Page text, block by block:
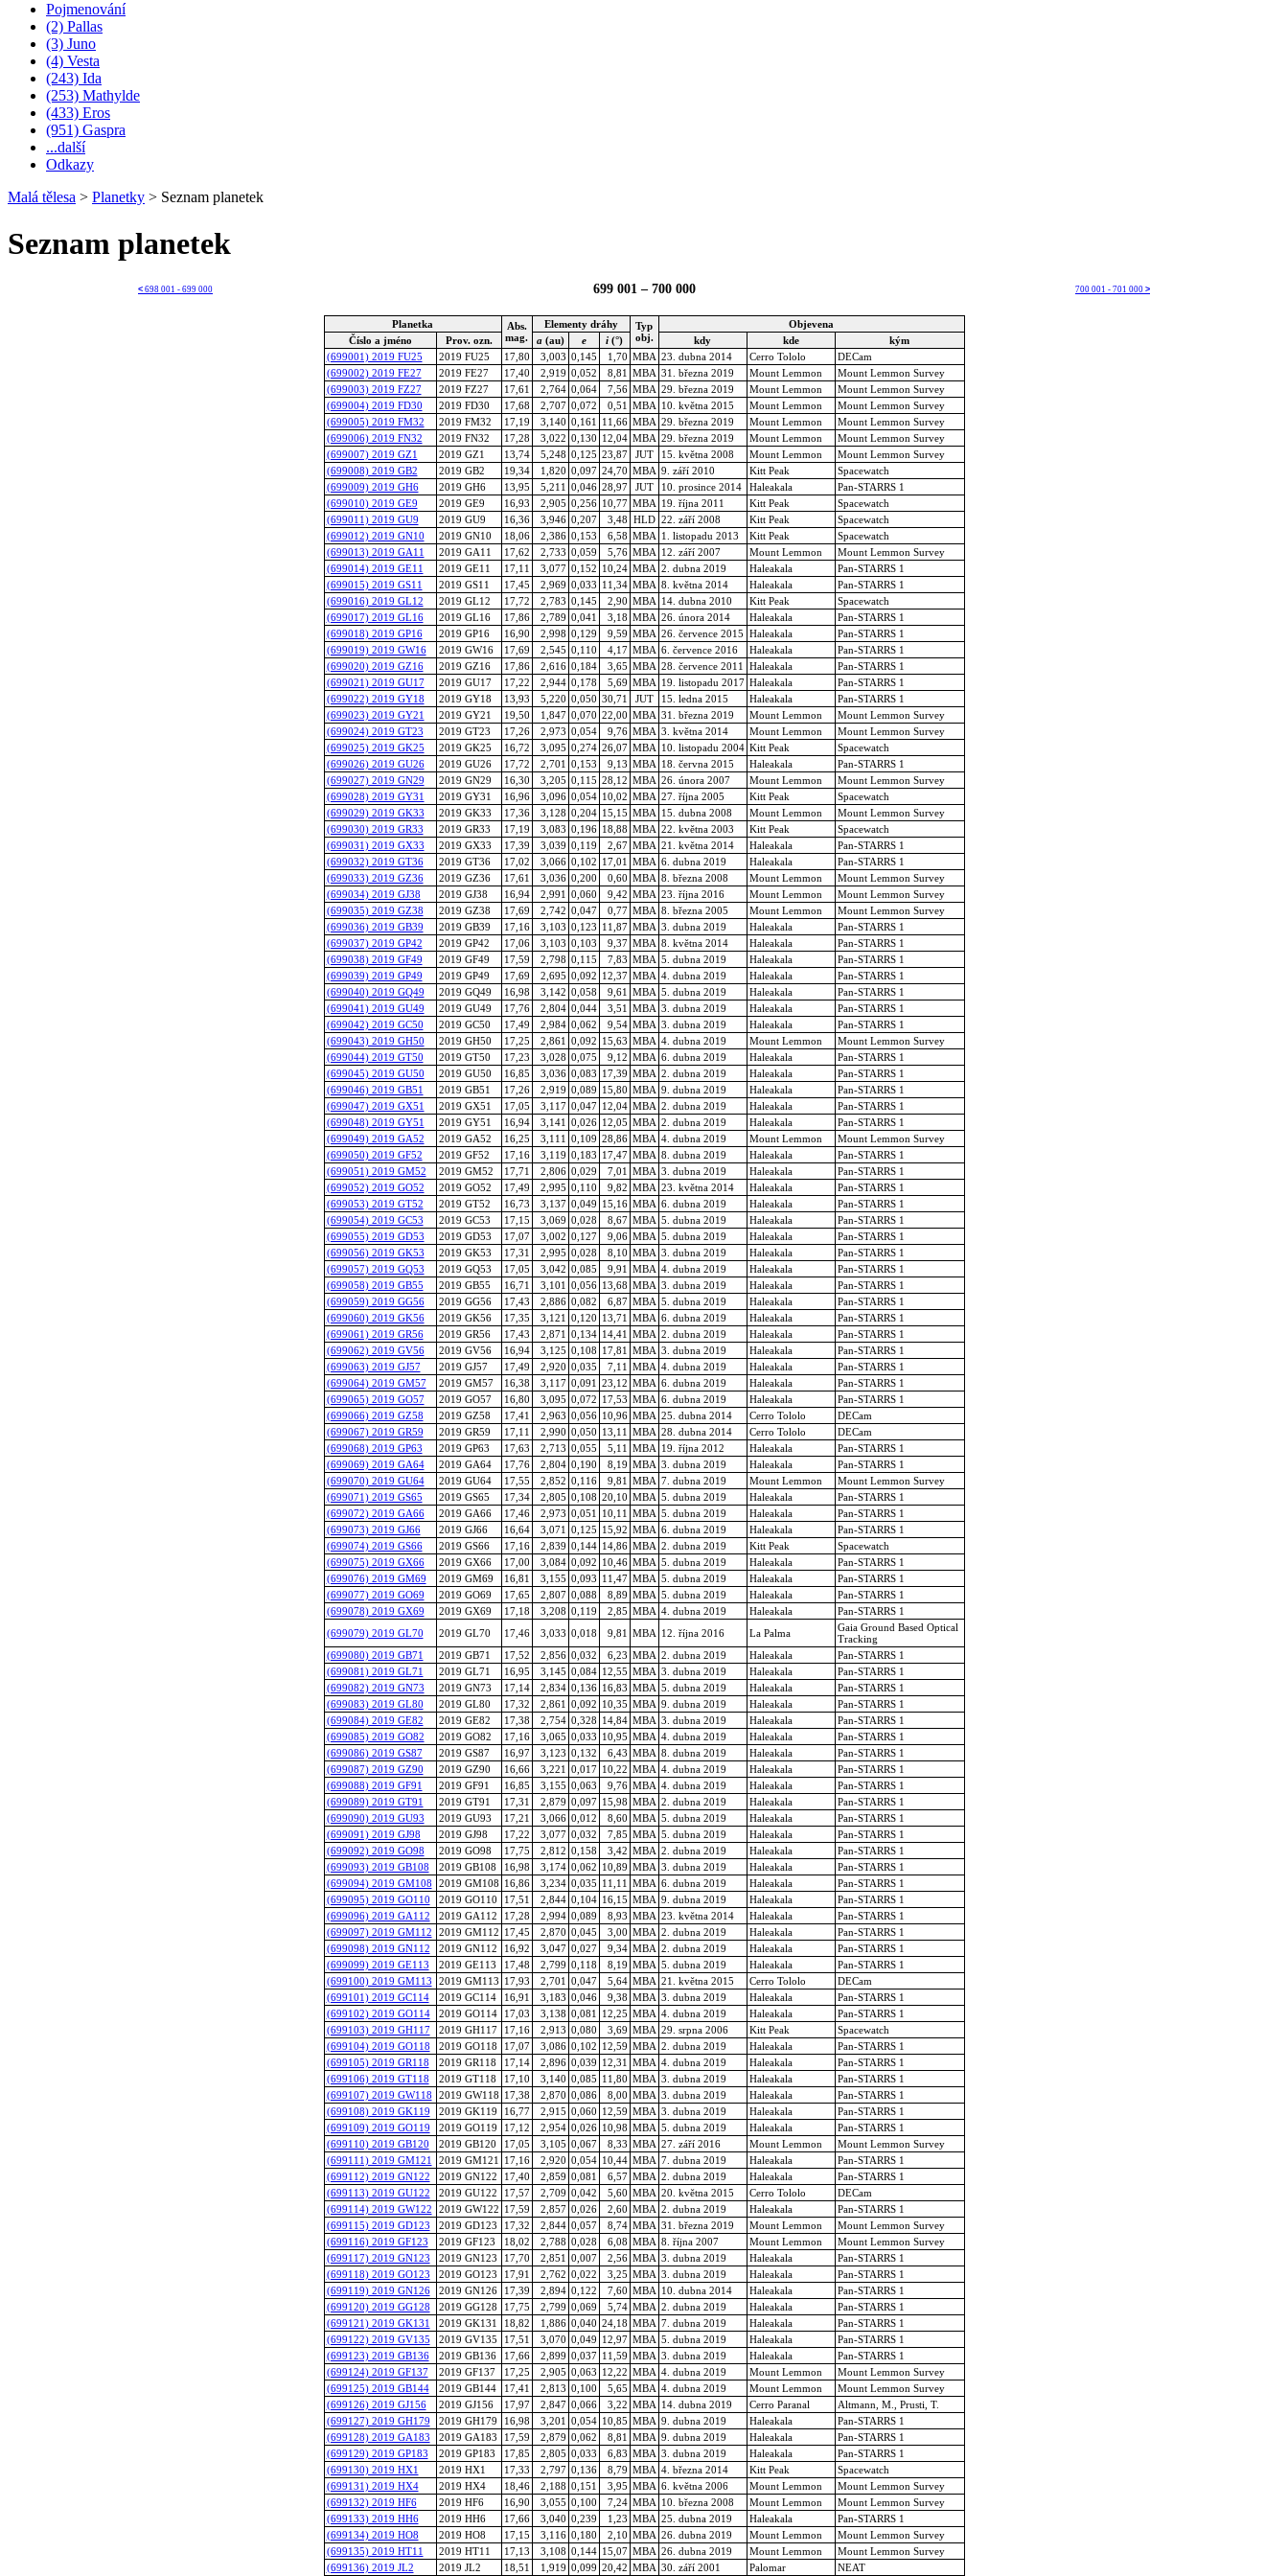
Pojmenování
(2) Pallas
(3) Juno
(4) Vesta
(243) Ida
(253) Mathylde
(433) Eros
(951) Gaspra
...další
Odkazy
Malá tělesa > Planetky > Seznam planetek
Seznam planetek
< 698 001 - 699 000 699 001 – 700 000 700 001 - 701 000 >
Planetka
Abs.
mag.
Elementy dráhy
Typ
obj.
Objevena
Číslo a jméno
Prov. ozn. a(au) e i (°) kdy kde
kým
(699001) 2019 FU25
2019 FU25 17,80 3,003 0,145 1,70 MBA 23. dubna 2014 Cerro Tololo
DECam
(699002) 2019 FE27
2019 FE27 17,40 2,919 0,052 8,81 MBA 31. března 2019 Mount Lemmon
Mount Lemmon Survey
(699003) 2019 FZ27
2019 FZ27 17,61 2,764 0,064 7,56 MBA 29. března 2019 Mount Lemmon
Mount Lemmon Survey
(699004) 2019 FD30
2019 FD30 17,68 2,707 0,072 0,51 MBA 10. května 2015 Mount Lemmon
Mount Lemmon Survey
(699005) 2019 FM32
2019 FM32 17,19 3,140 0,161 11,66 MBA 29. března 2019 Mount Lemmon
Mount Lemmon Survey
(699006) 2019 FN32
2019 FN32 17,28 3,022 0,130 12,04 MBA 29. března 2019 Mount Lemmon
Mount Lemmon Survey
(699007) 2019 GZ1
2019 GZ1 13,74 5,248 0,125 23,87 JUT 15. května 2008 Mount Lemmon
Mount Lemmon Survey
(699008) 2019 GB2
2019 GB2 19,34 1,820 0,097 24,70 MBA 9. září 2010 Kitt Peak
Spacewatch
(699009) 2019 GH6
2019 GH6 13,95 5,211 0,046 28,97 JUT 10. prosince 2014 Haleakala
Pan-STARRS 1
(699010) 2019 GE9
2019 GE9 16,93 2,905 0,256 10,77 MBA 19. října 2011 Kitt Peak
Spacewatch
(699011) 2019 GU9
2019 GU9 16,36 3,946 0,207 3,48 HLD 22. září 2008 Kitt Peak
Spacewatch
(699012) 2019 GN10
2019 GN10 18,06 2,386 0,153 6,58 MBA 1. listopadu 2013 Kitt Peak
Spacewatch
(699013) 2019 GA11
2019 GA11 17,62 2,733 0,059 5,76 MBA 12. září 2007 Mount Lemmon
Mount Lemmon Survey
(699014) 2019 GE11
2019 GE11 17,11 3,077 0,152 10,24 MBA 2. dubna 2019 Haleakala
Pan-STARRS 1
(699015) 2019 GS11
2019 GS11 17,45 2,969 0,033 11,34 MBA 8. května 2014 Haleakala
Pan-STARRS 1
(699016) 2019 GL12
2019 GL12 17,72 2,783 0,145 2,90 MBA 14. dubna 2010 Kitt Peak
Spacewatch
(699017) 2019 GL16
2019 GL16 17,86 2,789 0,041 3,18 MBA 26. února 2014 Haleakala
Pan-STARRS 1
(699018) 2019 GP16
2019 GP16 16,90 2,998 0,129 9,59 MBA 26. července 2015 Haleakala
Pan-STARRS 1
(699019) 2019 GW16
2019 GW16 17,69 2,545 0,110 4,17 MBA 6. července 2016 Haleakala
Pan-STARRS 1
(699020) 2019 GZ16
2019 GZ16 17,86 2,616 0,184 3,65 MBA 28. července 2011 Haleakala
Pan-STARRS 1
(699021) 2019 GU17
2019 GU17 17,22 2,944 0,178 5,69 MBA 19. listopadu 2017 Haleakala
Pan-STARRS 1
(699022) 2019 GY18
2019 GY18 13,93 5,220 0,050 30,71 JUT 15. ledna 2015 Haleakala
Pan-STARRS 1
(699023) 2019 GY21
2019 GY21 19,50 1,847 0,070 22,00 MBA 31. března 2019 Mount Lemmon
Mount Lemmon Survey
(699024) 2019 GT23
2019 GT23 17,26 2,973 0,054 9,76 MBA 3. května 2014 Mount Lemmon
Mount Lemmon Survey
(699025) 2019 GK25
2019 GK25 16,72 3,095 0,274 26,07 MBA 10. listopadu 2004 Kitt Peak
Spacewatch
(699026) 2019 GU26
2019 GU26 17,72 2,701 0,153 9,13 MBA 18. června 2015 Haleakala
Pan-STARRS 1
(699027) 2019 GN29
2019 GN29 16,30 3,205 0,115 28,12 MBA 26. února 2007 Mount Lemmon
Mount Lemmon Survey
(699028) 2019 GY31
2019 GY31 16,96 3,096 0,054 10,02 MBA 27. října 2005 Kitt Peak
Spacewatch
(699029) 2019 GK33
2019 GK33 17,36 3,128 0,204 15,15 MBA 15. dubna 2008 Mount Lemmon
Mount Lemmon Survey
(699030) 2019 GR33
2019 GR33 17,19 3,083 0,196 18,88 MBA 22. května 2003 Kitt Peak
Spacewatch
(699031) 2019 GX33
2019 GX33 17,39 3,039 0,119 2,67 MBA 21. května 2014 Haleakala
Pan-STARRS 1
(699032) 2019 GT36
2019 GT36 17,02 3,066 0,102 17,01 MBA 6. dubna 2019 Haleakala
Pan-STARRS 1
(699033) 2019 GZ36
2019 GZ36 17,61 3,036 0,200 0,60 MBA 8. března 2008 Mount Lemmon
Mount Lemmon Survey
(699034) 2019 GJ38
2019 GJ38 16,94 2,991 0,060 9,42 MBA 23. října 2016 Mount Lemmon
Mount Lemmon Survey
(699035) 2019 GZ38
2019 GZ38 17,69 2,742 0,047 0,77 MBA 8. března 2005 Mount Lemmon
Mount Lemmon Survey
(699036) 2019 GB39
2019 GB39 17,16 3,103 0,123 11,87 MBA 3. dubna 2019 Haleakala
Pan-STARRS 1
(699037) 2019 GP42
2019 GP42 17,06 3,103 0,103 9,37 MBA 8. května 2014 Haleakala
Pan-STARRS 1
(699038) 2019 GF49
2019 GF49 17,59 2,798 0,115 7,83 MBA 5. dubna 2019 Haleakala
Pan-STARRS 1
(699039) 2019 GP49
2019 GP49 17,69 2,695 0,092 12,37 MBA 4. dubna 2019 Haleakala
Pan-STARRS 1
(699040) 2019 GQ49
2019 GQ49 16,98 3,142 0,058 9,61 MBA 5. dubna 2019 Haleakala
Pan-STARRS 1
(699041) 2019 GU49
2019 GU49 17,76 2,804 0,044 3,51 MBA 3. dubna 2019 Haleakala
Pan-STARRS 1
(699042) 2019 GC50
2019 GC50 17,49 2,984 0,062 9,54 MBA 3. dubna 2019 Haleakala
Pan-STARRS 1
(699043) 2019 GH50
2019 GH50 17,25 2,861 0,092 15,63 MBA 4. dubna 2019 Mount Lemmon
Mount Lemmon Survey
(699044) 2019 GT50
2019 GT50 17,23 3,028 0,075 9,12 MBA 6. dubna 2019 Haleakala
Pan-STARRS 1
(699045) 2019 GU50
2019 GU50 16,85 3,036 0,083 17,39 MBA 2. dubna 2019 Haleakala
Pan-STARRS 1
(699046) 2019 GB51
2019 GB51 17,26 2,919 0,089 15,80 MBA 9. dubna 2019 Haleakala
Pan-STARRS 1
(699047) 2019 GX51
2019 GX51 17,05 3,117 0,047 12,04 MBA 2. dubna 2019 Haleakala
Pan-STARRS 1
(699048) 2019 GY51
2019 GY51 16,94 3,141 0,026 12,05 MBA 2. dubna 2019 Haleakala
Pan-STARRS 1
(699049) 2019 GA52
2019 GA52 16,25 3,111 0,109 28,86 MBA 4. dubna 2019 Mount Lemmon
Mount Lemmon Survey
(699050) 2019 GF52
2019 GF52 17,16 3,119 0,183 17,47 MBA 8. dubna 2019 Haleakala
Pan-STARRS 1
(699051) 2019 GM52
2019 GM52 17,71 2,806 0,029 7,01 MBA 3. dubna 2019 Haleakala
Pan-STARRS 1
(699052) 2019 GO52
2019 GO52 17,49 2,995 0,110 9,82 MBA 23. května 2014 Haleakala
Pan-STARRS 1
(699053) 2019 GT52
2019 GT52 16,73 3,137 0,049 15,16 MBA 6. dubna 2019 Haleakala
Pan-STARRS 1
(699054) 2019 GC53
2019 GC53 17,15 3,069 0,028 8,67 MBA 5. dubna 2019 Haleakala
Pan-STARRS 1
(699055) 2019 GD53
2019 GD53 17,07 3,002 0,127 9,06 MBA 5. dubna 2019 Haleakala
Pan-STARRS 1
(699056) 2019 GK53
2019 GK53 17,31 2,995 0,028 8,10 MBA 3. dubna 2019 Haleakala
Pan-STARRS 1
(699057) 2019 GQ53
2019 GQ53 17,05 3,042 0,085 9,91 MBA 4. dubna 2019 Haleakala
Pan-STARRS 1
(699058) 2019 GB55
2019 GB55 16,71 3,101 0,056 13,68 MBA 3. dubna 2019 Haleakala
Pan-STARRS 1
(699059) 2019 GG56
2019 GG56 17,43 2,886 0,082 6,87 MBA 5. dubna 2019 Haleakala
Pan-STARRS 1
(699060) 2019 GK56
2019 GK56 17,35 3,121 0,120 13,71 MBA 6. dubna 2019 Haleakala
Pan-STARRS 1
(699061) 2019 GR56
2019 GR56 17,43 2,871 0,134 14,41 MBA 2. dubna 2019 Haleakala
Pan-STARRS 1
(699062) 2019 GV56
2019 GV56 16,94 3,125 0,108 17,81 MBA 3. dubna 2019 Haleakala
Pan-STARRS 1
(699063) 2019 GJ57
2019 GJ57 17,49 2,920 0,035 7,11 MBA 4. dubna 2019 Haleakala
Pan-STARRS 1
(699064) 2019 GM57
2019 GM57 16,38 3,117 0,091 23,12 MBA 6. dubna 2019 Haleakala
Pan-STARRS 1
(699065) 2019 GO57
2019 GO57 16,80 3,095 0,072 17,53 MBA 6. dubna 2019 Haleakala
Pan-STARRS 1
(699066) 2019 GZ58
2019 GZ58 17,41 2,963 0,056 10,96 MBA 25. dubna 2014 Cerro Tololo
DECam
(699067) 2019 GR59
2019 GR59 17,11 2,990 0,050 13,11 MBA 28. dubna 2014 Cerro Tololo
DECam
(699068) 2019 GP63
2019 GP63 17,63 2,713 0,055 5,11 MBA 19. října 2012 Haleakala
Pan-STARRS 1
(699069) 2019 GA64
2019 GA64 17,76 2,804 0,190 8,19 MBA 3. dubna 2019 Haleakala
Pan-STARRS 1
(699070) 2019 GU64
2019 GU64 17,55 2,852 0,116 9,81 MBA 7. dubna 2019 Mount Lemmon
Mount Lemmon Survey
(699071) 2019 GS65
2019 GS65 17,34 2,805 0,108 20,10 MBA 5. dubna 2019 Haleakala
Pan-STARRS 1
(699072) 2019 GA66
2019 GA66 17,46 2,973 0,051 10,11 MBA 5. dubna 2019 Haleakala
Pan-STARRS 1
(699073) 2019 GJ66
2019 GJ66 16,64 3,071 0,125 15,92 MBA 6. dubna 2019 Haleakala
Pan-STARRS 1
(699074) 2019 GS66
2019 GS66 17,16 2,839 0,144 14,86 MBA 2. dubna 2019 Kitt Peak
Spacewatch
(699075) 2019 GX66
2019 GX66 17,00 3,084 0,092 10,46 MBA 5. dubna 2019 Haleakala
Pan-STARRS 1
(699076) 2019 GM69
2019 GM69 16,81 3,155 0,093 11,47 MBA 5. dubna 2019 Haleakala
Pan-STARRS 1
(699077) 2019 GO69
2019 GO69 17,65 2,807 0,088 8,89 MBA 5. dubna 2019 Haleakala
Pan-STARRS 1
(699078) 2019 GX69
2019 GX69 17,18 3,208 0,119 2,85 MBA 4. dubna 2019 Haleakala
Pan-STARRS 1
(699079) 2019 GL70
2019 GL70 17,46 3,033 0,018 9,81 MBA 12. října 2016 La Palma
Gaia Ground Based Optical
Tracking
(699080) 2019 GB71
2019 GB71 17,52 2,856 0,032 6,23 MBA 2. dubna 2019 Haleakala
Pan-STARRS 1
(699081) 2019 GL71
2019 GL71 16,95 3,145 0,084 12,55 MBA 3. dubna 2019 Haleakala
Pan-STARRS 1
(699082) 2019 GN73
2019 GN73 17,14 2,834 0,136 16,83 MBA 5. dubna 2019 Haleakala
Pan-STARRS 1
(699083) 2019 GL80
2019 GL80 17,32 2,861 0,092 10,35 MBA 9. dubna 2019 Haleakala
Pan-STARRS 1
(699084) 2019 GE82
2019 GE82 17,38 2,754 0,328 14,84 MBA 3. dubna 2019 Haleakala
Pan-STARRS 1
(699085) 2019 GO82
2019 GO82 17,16 3,065 0,033 10,95 MBA 4. dubna 2019 Haleakala
Pan-STARRS 1
(699086) 2019 GS87
2019 GS87 16,97 3,123 0,132 6,43 MBA 8. dubna 2019 Haleakala
Pan-STARRS 1
(699087) 2019 GZ90
2019 GZ90 16,66 3,221 0,017 10,22 MBA 4. dubna 2019 Haleakala
Pan-STARRS 1
(699088) 2019 GF91
2019 GF91 16,85 3,155 0,063 9,76 MBA 4. dubna 2019 Haleakala
Pan-STARRS 1
(699089) 2019 GT91
2019 GT91 17,31 2,879 0,097 15,98 MBA 2. dubna 2019 Haleakala
Pan-STARRS 1
(699090) 2019 GU93
2019 GU93 17,21 3,066 0,012 8,60 MBA 5. dubna 2019 Haleakala
Pan-STARRS 1
(699091) 2019 GJ98
2019 GJ98 17,22 3,077 0,032 7,85 MBA 5. dubna 2019 Haleakala
Pan-STARRS 1
(699092) 2019 GO98
2019 GO98 17,75 2,812 0,158 3,42 MBA 2. dubna 2019 Haleakala
Pan-STARRS 1
(699093) 2019 GB108
2019 GB108 16,98 3,174 0,062 10,89 MBA 3. dubna 2019 Haleakala
Pan-STARRS 1
(699094) 2019 GM108
2019 GM108 16,86 3,234 0,035 11,11 MBA 6. dubna 2019 Haleakala
Pan-STARRS 1
(699095) 2019 GO110
2019 GO110 17,51 2,844 0,104 16,15 MBA 9. dubna 2019 Haleakala
Pan-STARRS 1
(699096) 2019 GA112
2019 GA112 17,28 2,994 0,089 8,93 MBA 23. května 2014 Haleakala
Pan-STARRS 1
(699097) 2019 GM112
2019 GM112 17,45 2,870 0,045 3,00 MBA 2. dubna 2019 Haleakala
Pan-STARRS 1
(699098) 2019 GN112
2019 GN112 16,92 3,047 0,027 9,34 MBA 2. dubna 2019 Haleakala
Pan-STARRS 1
(699099) 2019 GE113
2019 GE113 17,48 2,799 0,118 8,19 MBA 5. dubna 2019 Haleakala
Pan-STARRS 1
(699100) 2019 GM113
2019 GM113 17,93 2,701 0,047 5,64 MBA 21. května 2015 Cerro Tololo
DECam
(699101) 2019 GC114
2019 GC114 16,91 3,183 0,046 9,38 MBA 3. dubna 2019 Haleakala
Pan-STARRS 1
(699102) 2019 GO114
2019 GO114 17,03 3,138 0,081 12,25 MBA 4. dubna 2019 Haleakala
Pan-STARRS 1
(699103) 2019 GH117
2019 GH117 17,16 2,913 0,080 3,69 MBA 29. srpna 2006 Kitt Peak
Spacewatch
(699104) 2019 GO118
2019 GO118 17,07 3,086 0,102 12,59 MBA 2. dubna 2019 Haleakala
Pan-STARRS 1
(699105) 2019 GR118
2019 GR118 17,14 2,896 0,039 12,31 MBA 4. dubna 2019 Haleakala
Pan-STARRS 1
(699106) 2019 GT118
2019 GT118 17,10 3,140 0,085 11,80 MBA 3. dubna 2019 Haleakala
Pan-STARRS 1
(699107) 2019 GW118
2019 GW118 17,38 2,870 0,086 8,00 MBA 3. dubna 2019 Haleakala
Pan-STARRS 1
(699108) 2019 GK119
2019 GK119 16,77 2,915 0,060 12,59 MBA 3. dubna 2019 Haleakala
Pan-STARRS 1
(699109) 2019 GO119
2019 GO119 17,12 2,954 0,026 10,98 MBA 5. dubna 2019 Haleakala
Pan-STARRS 1
(699110) 2019 GB120
2019 GB120 17,05 3,105 0,067 8,33 MBA 27. září 2016 Mount Lemmon
Mount Lemmon Survey
(699111) 2019 GM121
2019 GM121 17,16 2,920 0,054 10,44 MBA 7. dubna 2019 Haleakala
Pan-STARRS 1
(699112) 2019 GN122
2019 GN122 17,40 2,859 0,081 6,57 MBA 2. dubna 2019 Haleakala
Pan-STARRS 1
(699113) 2019 GU122
2019 GU122 17,57 2,709 0,042 5,60 MBA 20. května 2015 Cerro Tololo
DECam
(699114) 2019 GW122
2019 GW122 17,59 2,857 0,026 2,60 MBA 2. dubna 2019 Haleakala
Pan-STARRS 1
(699115) 2019 GD123
2019 GD123 17,32 2,844 0,057 8,74 MBA 31. března 2019 Mount Lemmon
Mount Lemmon Survey
(699116) 2019 GF123
2019 GF123 18,02 2,788 0,028 6,08 MBA 8. října 2007 Mount Lemmon
Mount Lemmon Survey
(699117) 2019 GN123
2019 GN123 17,70 2,851 0,007 2,56 MBA 3. dubna 2019 Haleakala
Pan-STARRS 1
(699118) 2019 GO123
2019 GO123 17,91 2,762 0,022 3,25 MBA 3. dubna 2019 Haleakala
Pan-STARRS 1
(699119) 2019 GN126
2019 GN126 17,39 2,894 0,122 7,60 MBA 10. dubna 2014 Haleakala
Pan-STARRS 1
(699120) 2019 GG128
2019 GG128 17,75 2,799 0,069 5,74 MBA 2. dubna 2019 Haleakala
Pan-STARRS 1
(699121) 2019 GK131
2019 GK131 18,82 1,886 0,040 24,18 MBA 7. dubna 2019 Haleakala
Pan-STARRS 1
(699122) 2019 GV135
2019 GV135 17,51 3,070 0,049 12,97 MBA 5. dubna 2019 Haleakala
Pan-STARRS 1
(699123) 2019 GB136
2019 GB136 17,66 2,899 0,037 11,59 MBA 3. dubna 2019 Haleakala
Pan-STARRS 1
(699124) 2019 GF137
2019 GF137 17,25 2,905 0,063 12,22 MBA 4. dubna 2019 Mount Lemmon
Mount Lemmon Survey
(699125) 2019 GB144
2019 GB144 17,41 2,813 0,100 5,65 MBA 4. dubna 2019 Mount Lemmon
Mount Lemmon Survey
(699126) 2019 GJ156
2019 GJ156 17,97 2,847 0,066 3,22 MBA 14. dubna 2019 Cerro Paranal
Altmann, M., Prusti, T.
(699127) 2019 GH179
2019 GH179 16,98 3,201 0,054 10,85 MBA 9. dubna 2019 Haleakala
Pan-STARRS 1
(699128) 2019 GA183
2019 GA183 17,59 2,879 0,062 8,81 MBA 9. dubna 2019 Haleakala
Pan-STARRS 1
(699129) 2019 GP183
2019 GP183 17,85 2,805 0,033 6,83 MBA 3. dubna 2019 Haleakala
Pan-STARRS 1
(699130) 2019 HX1
2019 HX1 17,33 2,797 0,136 8,79 MBA 4. března 2014 Kitt Peak
Spacewatch
(699131) 2019 HX4
2019 HX4 18,46 2,188 0,151 3,95 MBA 6. května 2006 Mount Lemmon
Mount Lemmon Survey
(699132) 2019 HF6
2019 HF6 16,90 3,055 0,100 7,24 MBA 10. března 2008 Mount Lemmon
Mount Lemmon Survey
(699133) 2019 HH6
2019 HH6 17,66 3,040 0,239 1,23 MBA 25. dubna 2019 Haleakala
Pan-STARRS 1
(699134) 2019 HO8
2019 HO8 17,15 3,116 0,180 2,10 MBA 26. dubna 2019 Mount Lemmon
Mount Lemmon Survey
(699135) 2019 HT11
2019 HT11 17,13 3,108 0,144 15,07 MBA 26. dubna 2019 Mount Lemmon
Mount Lemmon Survey
(699136) 2019 JL2
2019 JL2 18,51 1,919 0,099 20,42 MBA 30. září 2001 Palomar NEAT